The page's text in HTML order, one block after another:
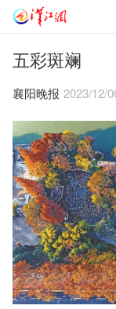
五彩斑斓
襄阳晚报 2023/12/